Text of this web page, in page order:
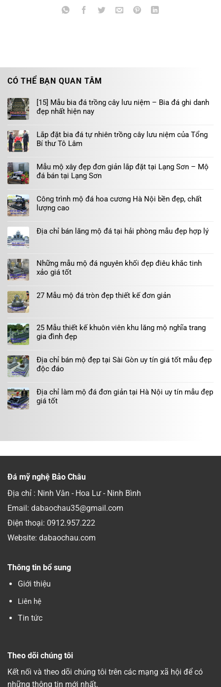
CÓ THỂ BẠN QUAN TÂM
[15] Mẫu bia đá trồng cây lưu niệm – Bia đá ghi danh
đẹp nhất hiện nay
Lắp đặt bia đá tự nhiên trồng cây lưu niệm của Tổng
Bí thư Tô Lâm
Mẫu mộ xây đẹp đơn giản lắp đặt tại Lạng Sơn – Mộ
đá bán tại Lạng Sơn
Công trình mộ đá hoa cương Hà Nội bền đẹp, chất
lượng cao
Địa chỉ bán lăng mộ đá tại hải phòng mẫu đẹp hợp lý
Những mẫu mộ đá nguyên khối đẹp điêu khắc tinh
xảo giá tốt
27 Mẫu mộ đá tròn đẹp thiết kế đơn giản
25 Mẫu thiết kế khuôn viên khu lăng mộ nghĩa trang
gia đình đẹp
Địa chỉ bán mộ đẹp tại Sài Gòn uy tín giá tốt mẫu đẹp
độc đáo
Địa chỉ làm mộ đá đơn giản tại Hà Nội uy tín mẫu đẹp
giá tốt
Đá mỹ nghệ Bảo Châu
Địa chỉ : Ninh Vân - Hoa Lư - Ninh Bình
Email: dabaochau35@gmail.com
Điện thoại: 0912.957.222
Website: dabaochau.com
Thông tin bổ sung
Giới thiệu
Liên hệ
Tin tức
Theo dõi chúng tôi
Kết nối và theo dõi chúng tôi trên các mạng xã hội để có
những thông tin mới nhất.